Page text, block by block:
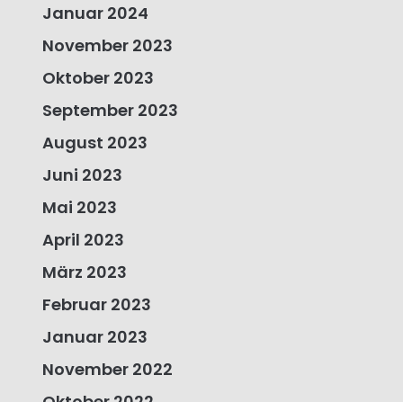
Januar 2024
November 2023
Oktober 2023
September 2023
August 2023
Juni 2023
Mai 2023
April 2023
März 2023
Februar 2023
Januar 2023
November 2022